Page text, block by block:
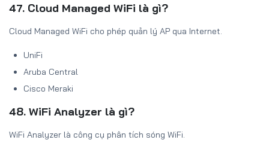
47. Cloud Managed WiFi là gì?
Cloud Managed WiFi cho phép quản lý AP qua Internet.
UniFi
Aruba Central
Cisco Meraki
48. WiFi Analyzer là gì?
WiFi Analyzer là công cụ phân tích sóng WiFi.